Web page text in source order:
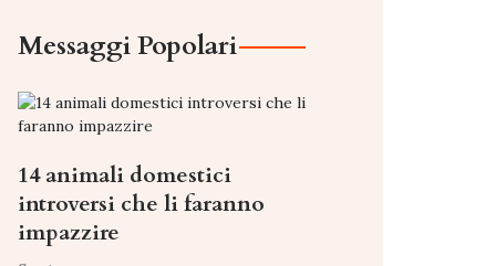
Messaggi Popolari
14 animali domestici
introversi che li faranno
impazzire